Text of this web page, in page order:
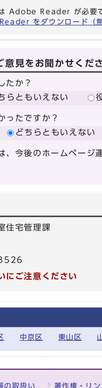
Adobe Reader が必要
をダウンロード（無
意見をお聞かせくだ
たか？
らともいえない
ったですか？
どちらともいえない
、今後のホームページ
住宅管理課
にご注意ください
中京区 東山区
の取扱い 著作権・リ